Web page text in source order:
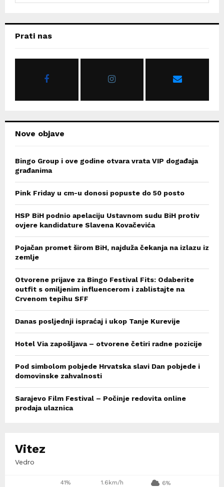
hPrati nas
Nove objave
Bingo Group i ove godine otvara vrata VIP događaja
građanima
Pink Friday u cm-u donosi popuste do 50 posto
HSP BiH podnio apelaciju Ustavnom sudu BiH protiv
ovjere kandidature Slavena Kovačevića
Pojačan promet širom BiH, najduža čekanja na izlazu iz
zemlje
Otvorene prijave za Bingo Festival Fits: Odaberite
outfit s omiljenim influencerom i zablistajte na
Crvenom tepihu SFF
Danas posljednji ispraćaj i ukop Tanje Kurevije
Hotel Via zapošljava – otvorene četiri radne pozicije
Pod simbolom pobjede Hrvatska slavi Dan pobjede i
domovinske zahvalnosti
Sarajevo Film Festival – Počinje redovita online
prodaja ulaznica
Vitez
Vedro
41% 1.6km/h 6%